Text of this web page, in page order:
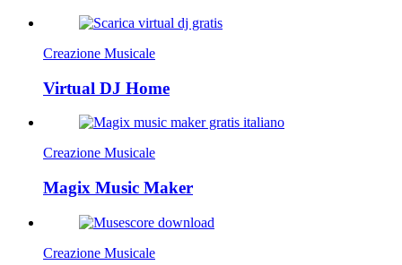
Creazione Musicale
Virtual DJ Home
Creazione Musicale
Magix Music Maker
Creazione Musicale